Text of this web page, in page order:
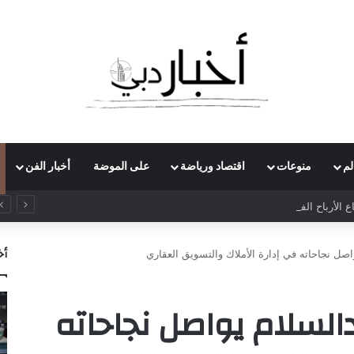
منوعات اقتصاد ورياضة على الموضة أخبار الفن
الأرباح الفصلية لـ”سيمنس إينرجي” بـ70% لتتجاوز مليار دولار
نجاحاته في إدارة الأملاك والتسويق العقاري
يواصل نجاحاته